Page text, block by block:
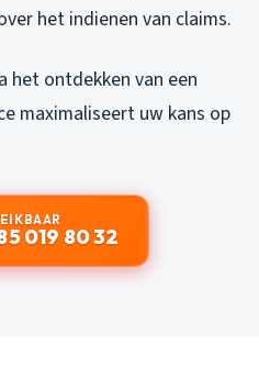
het indienen van claims.
het ontdekken van een
maximaliseert uw kans op
019 80 32